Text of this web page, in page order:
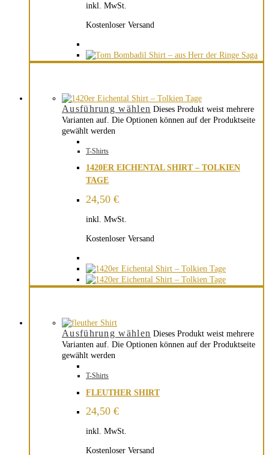
inkl. MwSt.
Kostenloser Versand
Ausführung wählen Dieses Produkt weist mehrere
Varianten auf. Die Optionen können auf der Produktseite
gewählt werden
T-Shirts
1420ER EICHENTAL SHIRT – TOLKIEN
TAGE
24,50 €
inkl. MwSt.
Kostenloser Versand
Ausführung wählen Dieses Produkt weist mehrere
Varianten auf. Die Optionen können auf der Produktseite
gewählt werden
T-Shirts
FLEUTHER SHIRT
24,50 €
inkl. MwSt.
Kostenloser Versand